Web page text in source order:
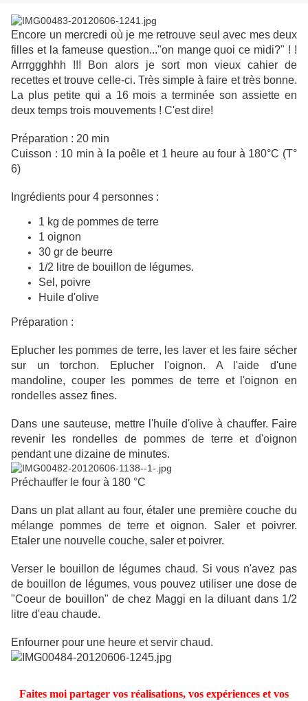
Encore un mercredi où je me retrouve seul avec mes deux
filles et la fameuse question..."on mange quoi ce midi?" ! !
Arrrggghhh !!! Bon alors je sort mon vieux cahier de
recettes et trouve celle-ci. Très simple à faire et très bonne.
La plus petite qui a 16 mois a terminée son assiette en
deux temps trois mouvements ! C'est dire!
Préparation : 20 min
Cuisson : 10 min à la poêle et 1 heure au four à 180°C (T°
6)
Ingrédients pour 4 personnes :
1 kg de pommes de terre
1 oignon
30 gr de beurre
1/2 litre de bouillon de légumes.
Sel, poivre
Huile d'olive
Préparation :
Eplucher les pommes de terre, les laver et les faire sécher
sur un torchon. Eplucher l'oignon. A l'aide d'une
mandoline, couper les pommes de terre et l'oignon en
rondelles assez fines.
Dans une sauteuse, mettre l'huile d'olive à chauffer. Faire
revenir les rondelles de pommes de terre et d'oignon
pendant une dizaine de minutes.
Préchauffer le four à 180 °C
Dans un plat allant au four, étaler une première couche du
mélange pommes de terre et oignon. Saler et poivrer.
Etaler une nouvelle couche, saler et poivrer.
Verser le bouillon de légumes chaud. Si vous n'avez pas
de bouillon de légumes, vous pouvez utiliser une dose de
"Coeur de bouillon" de chez Maggi en la diluant dans 1/2
litre d'eau chaude.
Enfourner pour une heure et servir chaud.
Faites moi partager vos réalisations, vos expériences et vos